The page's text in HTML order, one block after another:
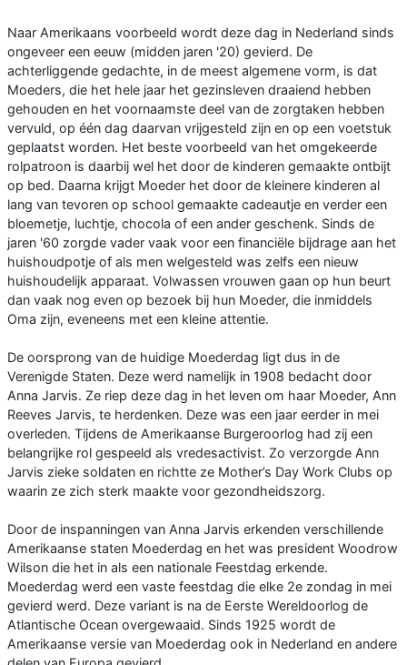
Naar Amerikaans voorbeeld wordt deze dag in Nederland sinds
ongeveer een eeuw (midden jaren '20) gevierd. De
achterliggende gedachte, in de meest algemene vorm, is dat
Moeders, die het hele jaar het gezinsleven draaiend hebben
gehouden en het voornaamste deel van de zorgtaken hebben
vervuld, op één dag daarvan vrijgesteld zijn en op een voetstuk
geplaatst worden. Het beste voorbeeld van het omgekeerde
rolpatroon is daarbij wel het door de kinderen gemaakte ontbijt
op bed. Daarna krijgt Moeder het door de kleinere kinderen al
lang van tevoren op school gemaakte cadeautje en verder een
bloemetje, luchtje, chocola of een ander geschenk. Sinds de
jaren '60 zorgde vader vaak voor een financiële bijdrage aan het
huishoudpotje of als men welgesteld was zelfs een nieuw
huishoudelijk apparaat. Volwassen vrouwen gaan op hun beurt
dan vaak nog even op bezoek bij hun Moeder, die inmiddels
Oma zijn, eveneens met een kleine attentie.
De oorsprong van de huidige Moederdag ligt dus in de
Verenigde Staten. Deze werd namelijk in 1908 bedacht door
Anna Jarvis. Ze riep deze dag in het leven om haar Moeder, Ann
Reeves Jarvis, te herdenken. Deze was een jaar eerder in mei
overleden. Tijdens de Amerikaanse Burgeroorlog had zij een
belangrijke rol gespeeld als vredesactivist. Zo verzorgde Ann
Jarvis zieke soldaten en richtte ze Mother’s Day Work Clubs op
waarin ze zich sterk maakte voor gezondheidszorg.
Door de inspanningen van Anna Jarvis erkenden verschillende
Amerikaanse staten Moederdag en het was president Woodrow
Wilson die het in als een nationale Feestdag erkende.
Moederdag werd een vaste feestdag die elke 2e zondag in mei
gevierd werd. Deze variant is na de Eerste Wereldoorlog de
Atlantische Ocean overgewaaid. Sinds 1925 wordt de
Amerikaanse versie van Moederdag ook in Nederland en andere